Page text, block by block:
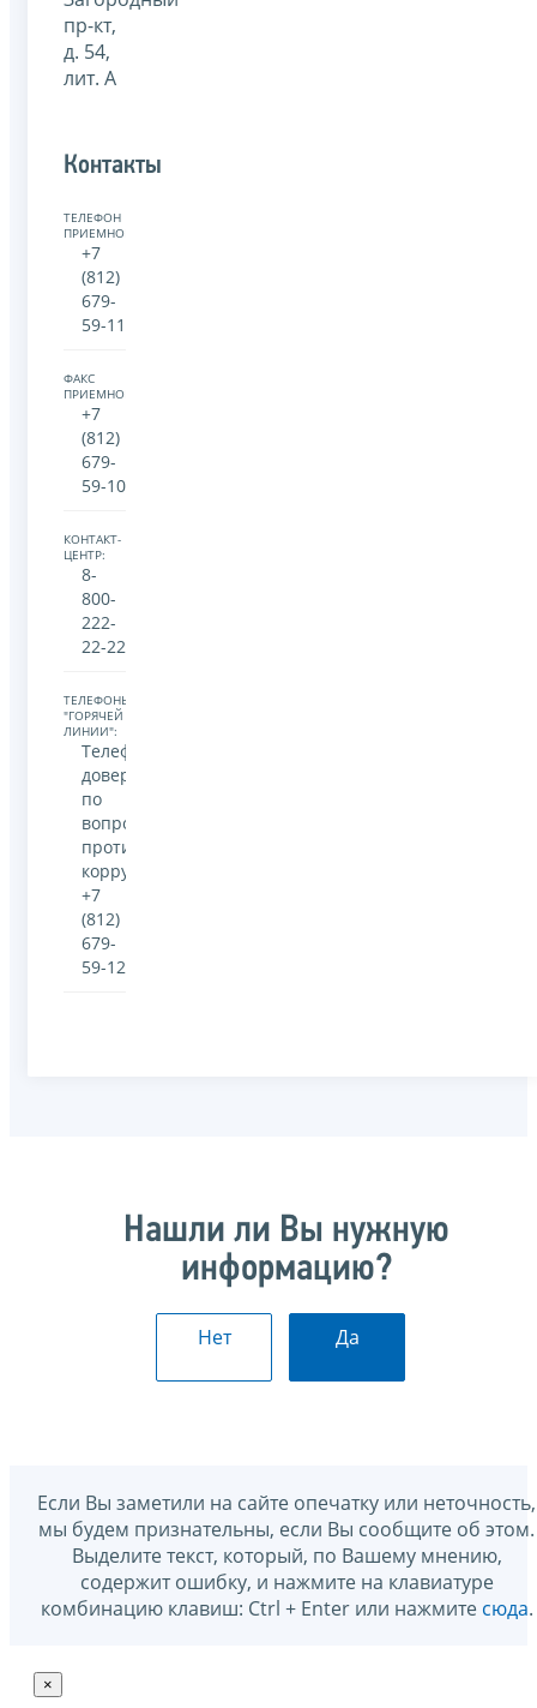
пр-кт,
д. 54,
лит. А
Контакты
ТЕЛЕФОН
ПРИЕМНОЙ:
+7
(812)
679-
59-11
ФАКС
ПРИЕМНОЙ:
+7
(812)
679-
59-10
КОНТАКТ-
ЦЕНТР:
8-
800-
222-
22-22
ТЕЛЕФОНЫ
"ГОРЯЧЕЙ
ЛИНИИ":
Телефон
доверия
по
вопросам
противодействия
коррупции
+7
(812)
679-
59-12
Нашли ли Вы нужную
информацию?
Нет Да
Если Вы заметили на сайте опечатку или неточность,
мы будем признательны, если Вы сообщите об этом.
Выделите текст, который, по Вашему мнению,
содержит ошибку, и нажмите на клавиатуре
комбинацию клавиш: Ctrl + Enter или нажмите сюда.
×